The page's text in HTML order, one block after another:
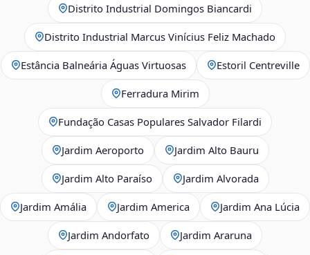
Distrito Industrial Domingos Biancardi
Distrito Industrial Marcus Vinícius Feliz Machado
Estância Balneária Águas Virtuosas Estoril Centreville
Ferradura Mirim
Fundação Casas Populares Salvador Filardi
Jardim Aeroporto Jardim Alto Bauru
Jardim Alto Paraíso Jardim Alvorada
Jardim Amália Jardim America Jardim Ana Lúcia
Jardim Andorfato Jardim Araruna